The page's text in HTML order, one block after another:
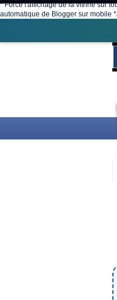
* Force l'affichage de la vitrine sur
automatique de Blogger sur mobile